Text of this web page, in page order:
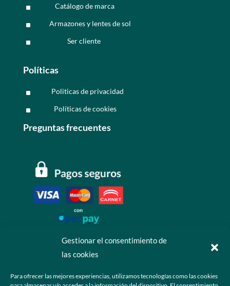
Gestionar el consentimiento de
las cookies
Para ofrecer las mejores experiencias, utilizamos tecnologías como las cookies
^ Catálogo de marca
^ Armazones y lentes de sol
^ Ser cliente
Políticas
^ Politicas de privacidad
^ Políticas de cookies
Preguntas frecuentes